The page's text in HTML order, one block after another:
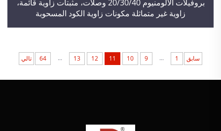
بروفيلات الألومنيوم 20/30/40 وصلات، مثبتات زاوية قائمة،
زاوية غير متماثلة مكونات زاوية الكود المسحوبة
سابق 1
...
9
10
11
12
13
...
64 تالي